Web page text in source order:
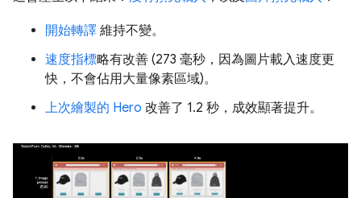
開始轉譯 維持不變。
速度指標略有改善 (273 毫秒，因為圖片載入速度更
快，不會佔用大量像素區域)。
上次繪製的 Hero 改善了 1.2 秒，成效顯著提升。